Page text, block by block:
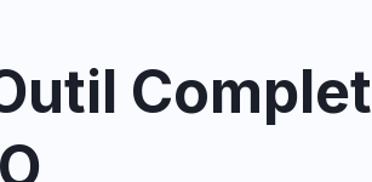
Complet